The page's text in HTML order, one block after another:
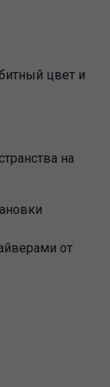
цвет и
на
от